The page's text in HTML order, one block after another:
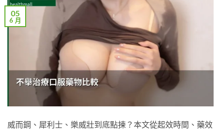
05
6 月
威而鋼、犀利士、樂威壯到底點揀？本文從起效時間、藥效